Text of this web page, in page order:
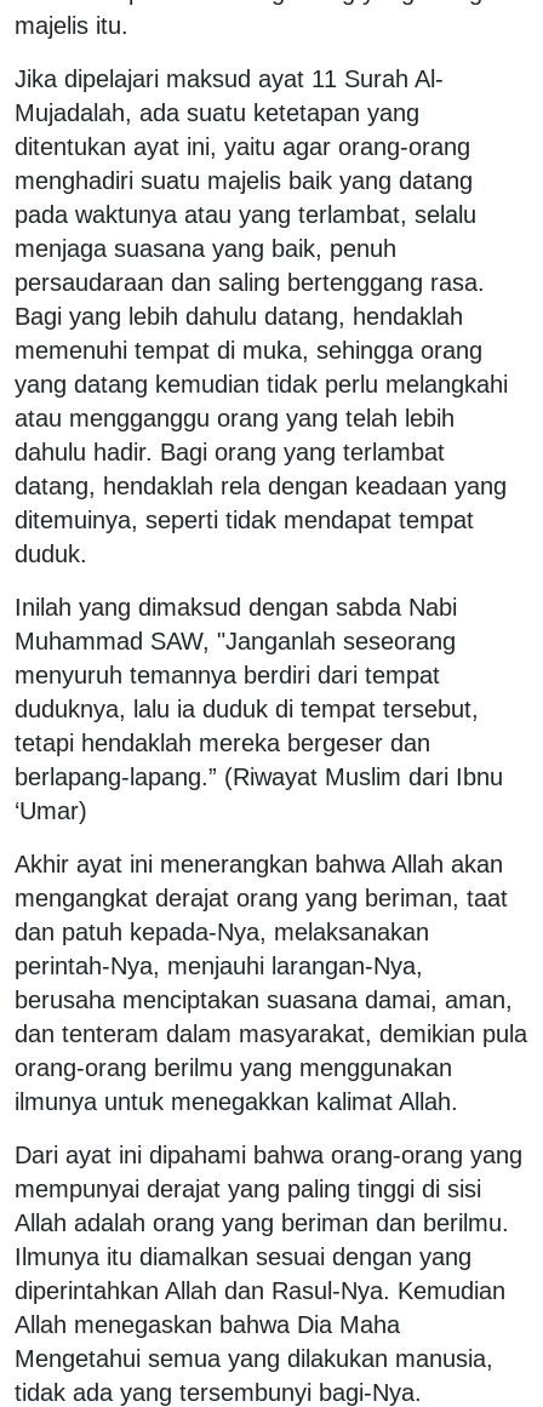
majelis itu.
Jika dipelajari maksud ayat 11 Surah Al-
Mujadalah, ada suatu ketetapan yang
ditentukan ayat ini, yaitu agar orang-orang
menghadiri suatu majelis baik yang datang
pada waktunya atau yang terlambat, selalu
menjaga suasana yang baik, penuh
persaudaraan dan saling bertenggang rasa.
Bagi yang lebih dahulu datang, hendaklah
memenuhi tempat di muka, sehingga orang
yang datang kemudian tidak perlu melangkahi
atau mengganggu orang yang telah lebih
dahulu hadir. Bagi orang yang terlambat
datang, hendaklah rela dengan keadaan yang
ditemuinya, seperti tidak mendapat tempat
duduk.
Inilah yang dimaksud dengan sabda Nabi
Muhammad SAW, "Janganlah seseorang
menyuruh temannya berdiri dari tempat
duduknya, lalu ia duduk di tempat tersebut,
tetapi hendaklah mereka bergeser dan
berlapang-lapang.” (Riwayat Muslim dari Ibnu
‘Umar)
Akhir ayat ini menerangkan bahwa Allah akan
mengangkat derajat orang yang beriman, taat
dan patuh kepada-Nya, melaksanakan
perintah-Nya, menjauhi larangan-Nya,
berusaha menciptakan suasana damai, aman,
dan tenteram dalam masyarakat, demikian pula
orang-orang berilmu yang menggunakan
ilmunya untuk menegakkan kalimat Allah.
Dari ayat ini dipahami bahwa orang-orang yang
mempunyai derajat yang paling tinggi di sisi
Allah adalah orang yang beriman dan berilmu.
Ilmunya itu diamalkan sesuai dengan yang
diperintahkan Allah dan Rasul-Nya. Kemudian
Allah menegaskan bahwa Dia Maha
Mengetahui semua yang dilakukan manusia,
tidak ada yang tersembunyi bagi-Nya.